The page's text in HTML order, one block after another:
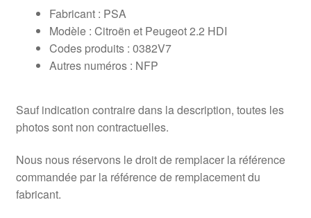
Fabricant : PSA
Modèle : Citroën et Peugeot 2.2 HDI
Codes produits : 0382V7
Autres numéros : NFP
Sauf indication contraire dans la description, toutes les
photos sont non contractuelles.
Nous nous réservons le droit de remplacer la référence
commandée par la référence de remplacement du
fabricant.